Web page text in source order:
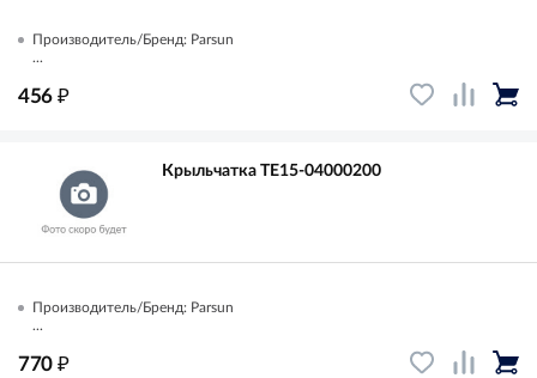
Производитель/Бренд: Parsun
...
456 ₽
Крыльчатка TE15-04000200
Производитель/Бренд: Parsun
...
770 ₽